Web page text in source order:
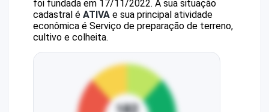
foi fundada em 17/11/2022. A sua situação
cadastral é ATIVA e sua principal atividade
econômica é Serviço de preparação de terreno,
cultivo e colheita.